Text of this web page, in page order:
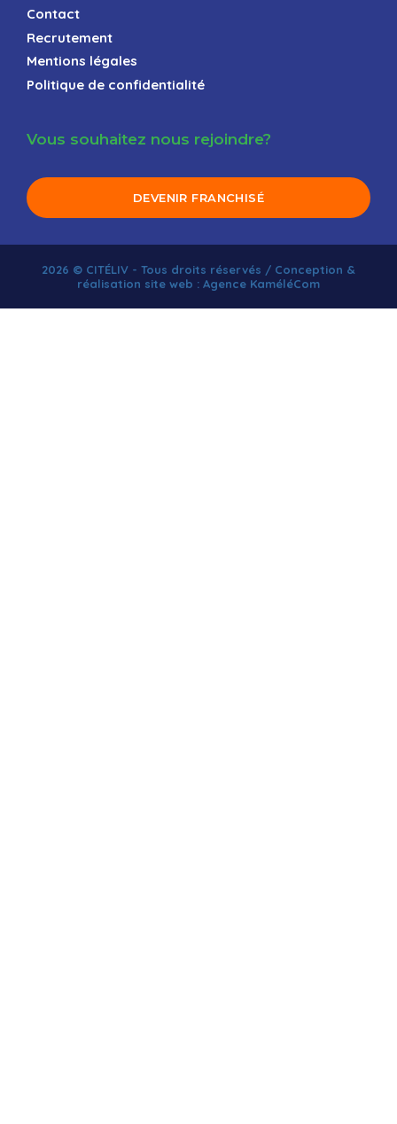
Contact
Recrutement
Mentions légales
Politique de confidentialité
Vous souhaitez nous rejoindre?
DEVENIR FRANCHISÉ
2026 © CITÉLIV - Tous droits réservés / Conception &
réalisation site web : Agence KaméléCom